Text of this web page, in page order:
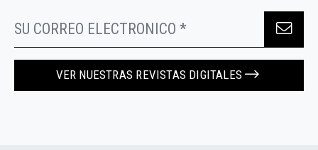
VER NUESTRAS REVISTAS DIGITALES